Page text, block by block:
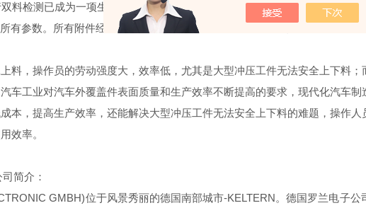
料检测已成为一项生产规范。采用德国ROLAND的线性传感系统可在连续
有参数。所有附件经过精心设计，检测可靠，性能稳定。例如检测单张厚度
料，操作员的劳动强度大，效率低，尤其是大型冲压工件无法安全上下料
车工业对汽车外覆盖件表面质量和生产效率不断提高的要求，现代化汽车
本，提高生产效率，还能解决大型冲压工件无法安全上下料的难题，操作
效率。
简介：
GMBH)位于风景秀丽的德国南部城市-KELTERN。德国罗兰电子